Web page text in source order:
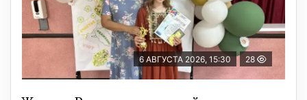
6 АВГУСТА 2026, 15:30 28